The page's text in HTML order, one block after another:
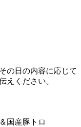
の日の内容に応じて
えください。
国産豚トロ